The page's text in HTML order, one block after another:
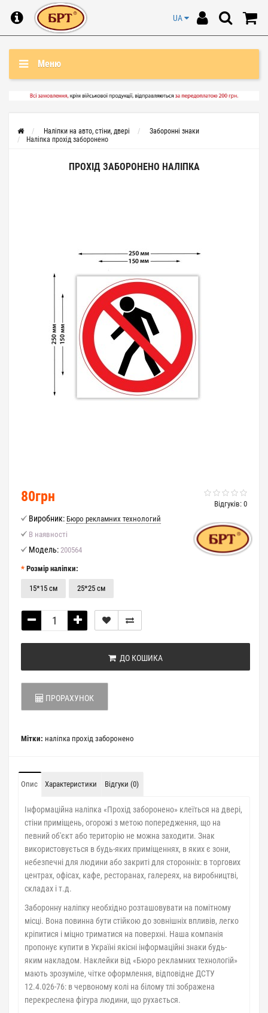
UA
Меню
Наліпки на авто, стіни, двері
Заборонні знаки
Наліпка прохід заборонено
ПРОХІД ЗАБОРОНЕНО НАЛІПКА
Відгуків: 0
80грн
Виробник: Бюро рекламних технологий
В наявності
Модель: 200564
Розмір наліпки:
15*15 см 25*25 см
ДО КОШИКА
ПРОРАХУНОК
Мітки: наліпка прохід заборонено
Опис Характеристики Відгуки (0)
Інформаційна наліпка «Прохід заборонено» клеїться на двері,
стіни приміщень, огорожі з метою попередження, що на
певний об'єкт або територію не можна заходити. Знак
використовується в будь-яких приміщеннях, в яких є зони,
небезпечні для людини або закриті для сторонніх: в торгових
центрах, офісах, кафе, ресторанах, галереях, на виробництві,
складах і т.д.
Заборонну наліпку необхідно розташовувати на помітному
місці. Вона повинна бути стійкою до зовнішніх впливів, легко
кріпитися і міцно триматися на поверхні. Наша компанія
пропонує купити в Україні якісні інформаційні знаки будь-
яким накладом. Наклейки від «Бюро рекламних технологій»
мають зрозуміле, чітке оформлення, відповідне ДСТУ
12.4.026-76: в червоному колі на білому тлі зображена
перекреслена фігура людини, що рухається.